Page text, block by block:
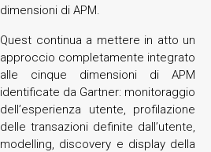
dimensioni di APM.
Quest continua a mettere in atto un
approccio completamente integrato
alle cinque dimensioni di APM
identificate da Gartner: monitoraggio
dell’esperienza utente, profilazione
delle transazioni definite dall’utente,
modelling, discovery e display della